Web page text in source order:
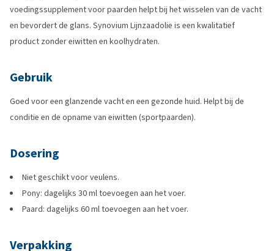
voedingssupplement voor paarden helpt bij het wisselen van de vacht
en bevordert de glans. Synovium Lijnzaadolie is een kwalitatief
product zonder eiwitten en koolhydraten.
Gebruik
Goed voor een glanzende vacht en een gezonde huid. Helpt bij de
conditie en de opname van eiwitten (sportpaarden).
Dosering
Niet geschikt voor veulens.
Pony: dagelijks 30 ml toevoegen aan het voer.
Paard: dagelijks 60 ml toevoegen aan het voer.
Verpakking